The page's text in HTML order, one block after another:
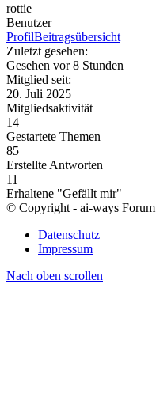
rottie
Benutzer
ProfilBeitragsübersicht
Zuletzt gesehen:
Gesehen vor 8 Stunden
Mitglied seit:
20. Juli 2025
Mitgliedsaktivität
14
Gestartete Themen
85
Erstellte Antworten
11
Erhaltene "Gefällt mir"
© Copyright - ai-ways Forum
Datenschutz
Impressum
Nach oben scrollen